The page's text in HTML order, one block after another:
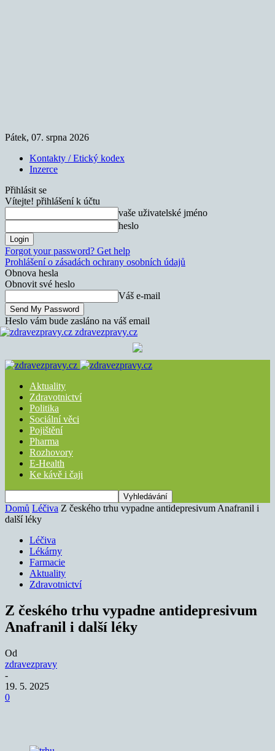
Pátek, 07. srpna 2026
Kontakty / Etický kodex
Inzerce
Přihlásit se
Vítejte! přihlášení k účtu
vaše uživatelské jméno
heslo
Forgot your password? Get help
Prohlášení o zásadách ochrany osobních údajů
Obnova hesla
Obnovit své heslo
Váš e-mail
Heslo vám bude zasláno na váš email
zdravezpravy.cz
Aktuality
Zdravotnictví
Politika
Sociální věci
Pojištění
Pharma
Rozhovory
E-Health
Ke kávě i čaji
Domů Léčiva Z českého trhu vypadne antidepresivum Anafranil i
další léky
Léčiva
Lékárny
Farmacie
Aktuality
Zdravotnictví
Z českého trhu vypadne antidepresivum
Anafranil i další léky
Od
zdravezpravy
-
19. 5. 2025
0